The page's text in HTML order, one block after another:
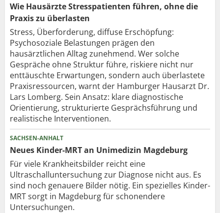
Wie Hausärzte Stresspatienten führen, ohne die
Praxis zu überlasten
Stress, Überforderung, diffuse Erschöpfung:
Psychosoziale Belastungen prägen den
hausärztlichen Alltag zunehmend. Wer solche
Gespräche ohne Struktur führe, riskiere nicht nur
enttäuschte Erwartungen, sondern auch überlastete
Praxisressourcen, warnt der Hamburger Hausarzt Dr.
Lars Lomberg. Sein Ansatz: klare diagnostische
Orientierung, strukturierte Gesprächsführung und
realistische Interventionen.
SACHSEN-ANHALT
Neues Kinder-MRT an Unimedizin Magdeburg
Für viele Krankheitsbilder reicht eine
Ultraschalluntersuchung zur Diagnose nicht aus. Es
sind noch genauere Bilder nötig. Ein spezielles Kinder-
MRT sorgt in Magdeburg für schonendere
Untersuchungen.